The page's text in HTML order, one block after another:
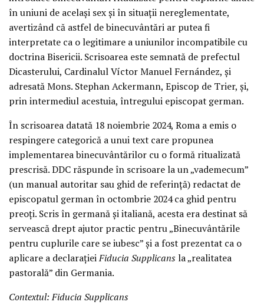
în uniuni de același sex și în situații nereglementate,
avertizând că astfel de binecuvântări ar putea fi
interpretate ca o legitimare a uniunilor incompatibile cu
doctrina Bisericii. Scrisoarea este semnată de prefectul
Dicasterului, Cardinalul Víctor Manuel Fernández, și
adresată Mons. Stephan Ackermann, Episcop de Trier, și,
prin intermediul acestuia, întregului episcopat german.
În scrisoarea datată 18 noiembrie 2024, Roma a emis o
respingere categorică a unui text care propunea
implementarea binecuvântărilor cu o formă ritualizată
prescrisă. DDC răspunde în scrisoare la un „vademecum”
(un manual autoritar sau ghid de referință) redactat de
episcopatul german în octombrie 2024 ca ghid pentru
preoți. Scris în germană și italiană, acesta era destinat să
servească drept ajutor practic pentru „Binecuvântările
pentru cuplurile care se iubesc” și a fost prezentat ca o
aplicare a declarațieiFiducia Supplicans la „realitatea
pastorală” din Germania.
Contextul: Fiducia Supplicans